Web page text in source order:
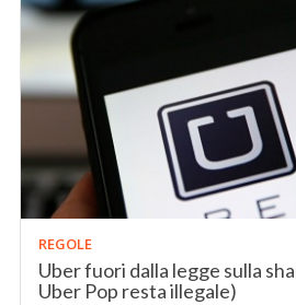
REGOLE
Uber fuori dalla legge sulla
Uber Pop resta illegale)